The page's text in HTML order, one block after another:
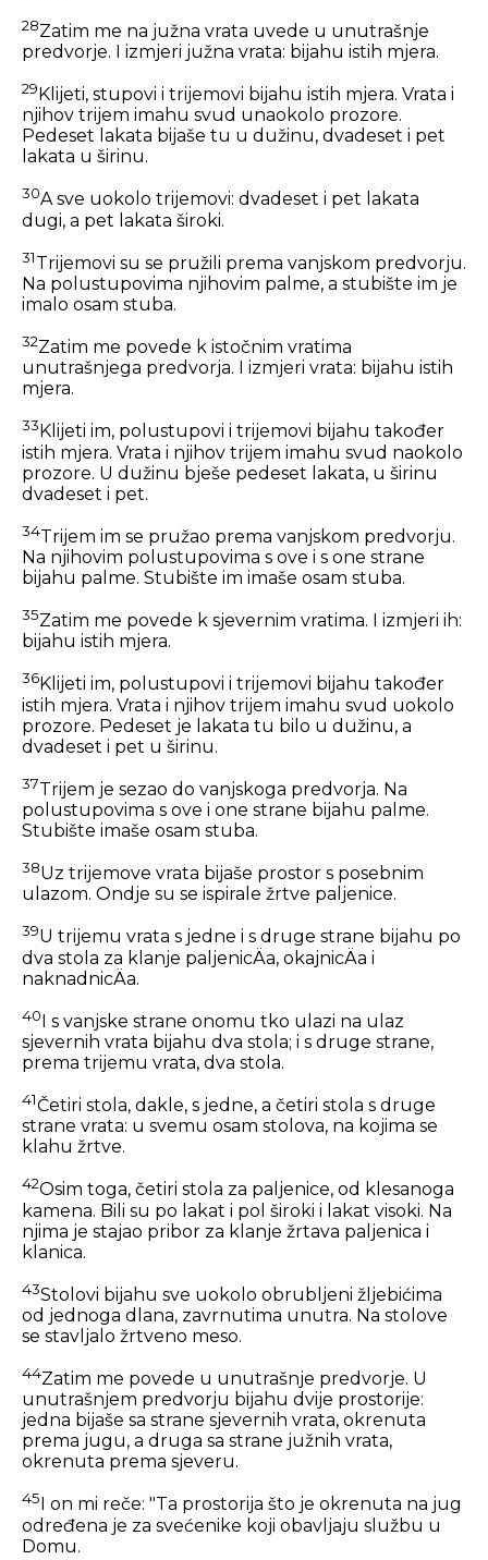
28Zatim me na južna vrata uvede u unutrašnje
predvorje. I izmjeri južna vrata: bijahu istih mjera.
29 Klijeti, stupovi i trijemovi bijahu istih mjera. Vrata i
njihov trijem imahu svud unaokolo prozore.
Pedeset lakata bijaše tu u dužinu, dvadeset i pet
lakata u širinu.
30A sve uokolo trijemovi: dvadeset i pet lakata
dugi, a pet lakata široki.
31Trijemovi su se pružili prema vanjskom predvorju.
Na polustupovima njihovim palme, a stubište im je
imalo osam stuba.
32Zatim me povede k istočnim vratima
unutrašnjega predvorja. I izmjeri vrata: bijahu istih
mjera.
33 Klijeti im, polustupovi i trijemovi bijahu također
istih mjera. Vrata i njihov trijem imahu svud naokolo
prozore. U dužinu bješe pedeset lakata, u širinu
dvadeset i pet.
34Trijem im se pružao prema vanjskom predvorju.
Na njihovim polustupovima s ove i s one strane
bijahu palme. Stubište im imaše osam stuba.
35Zatim me povede k sjevernim vratima. I izmjeri ih:
bijahu istih mjera.
36Klijeti im, polustupovi i trijemovi bijahu također
istih mjera. Vrata i njihov trijem imahu svud uokolo
prozore. Pedeset je lakata tu bilo u dužinu, a
dvadeset i pet u širinu.
37Trijem je sezao do vanjskoga predvorja. Na
polustupovima s ove i one strane bijahu palme.
Stubište imaše osam stuba.
38Uz trijemove vrata bijaše prostor s posebnim
ulazom. Ondje su se ispirale žrtve paljenice.
39U trijemu vrata s jedne i s druge strane bijahu po
dva stola za klanje paljenicÄa, okajnicÄa i
naknadnicÄa.
40I s vanjske strane onomu tko ulazi na ulaz
sjevernih vrata bijahu dva stola; i s druge strane,
prema trijemu vrata, dva stola.
41Četiri stola, dakle, s jedne, a četiri stola s druge
strane vrata: u svemu osam stolova, na kojima se
klahu žrtve.
42Osim toga, četiri stola za paljenice, od klesanoga
kamena. Bili su po lakat i pol široki i lakat visoki. Na
njima je stajao pribor za klanje žrtava paljenica i
klanica.
43Stolovi bijahu sve uokolo obrubljeni žljebićima
od jednoga dlana, zavrnutima unutra. Na stolove
se stavljalo žrtveno meso.
44Zatim me povede u unutrašnje predvorje. U
unutrašnjem predvorju bijahu dvije prostorije:
jedna bijaše sa strane sjevernih vrata, okrenuta
prema jugu, a druga sa strane južnih vrata,
okrenuta prema sjeveru.
45
I on mi reče: "Ta prostorija što je okrenuta na jug
određena je za svećenike koji obavljaju službu u
Domu.